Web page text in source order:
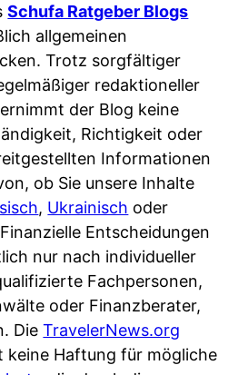
Schufa Ratgeber Blogs
allgemeinen
Trotz sorgfältiger
redaktioneller
der Blog keine
Richtigkeit oder
Informationen
ob Sie unsere Inhalte
, Ukrainisch oder
Entscheidungen
nur nach individueller
Fachpersonen,
oder Finanzberater,
DieTravelerNews.org
keine Haftung für mögliche